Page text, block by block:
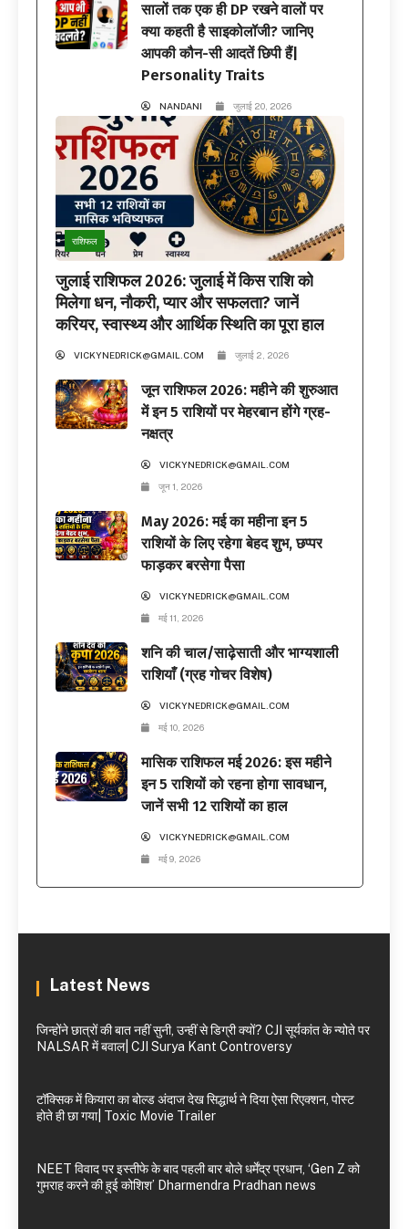
सालों तक एक ही DP रखने वालों पर
क्या कहती है साइकोलॉजी? जानिए
आपकी कौन-सी आदतें छिपी हैं|
Personality Traits
NANDANI जुलाई 20, 2026
राशिफल
जुलाई राशिफल 2026: जुलाई में किस राशि को
मिलेगा धन, नौकरी, प्यार और सफलता? जानें
करियर, स्वास्थ्य और आर्थिक स्थिति का पूरा हाल
VICKYNEDRICK@GMAIL.COM जुलाई 2, 2026
जून राशिफल 2026: महीने की शुरुआत
में इन 5 राशियों पर मेहरबान होंगे ग्रह-
नक्षत्र
VICKYNEDRICK@GMAIL.COM
जून 1, 2026
May 2026: मई का महीना इन 5
राशियों के लिए रहेगा बेहद शुभ, छप्पर
फाड़कर बरसेगा पैसा
VICKYNEDRICK@GMAIL.COM
मई 11, 2026
शनि की चाल/साढ़ेसाती और भाग्यशाली
राशियाँ (ग्रह गोचर विशेष)
VICKYNEDRICK@GMAIL.COM
मई 10, 2026
मासिक राशिफल मई 2026: इस महीने
इन 5 राशियों को रहना होगा सावधान,
जानें सभी 12 राशियों का हाल
VICKYNEDRICK@GMAIL.COM
मई 9, 2026
Latest News
जिन्होंने छात्रों की बात नहीं सुनी, उन्हीं से डिग्री क्यों? CJI सूर्यकांत के न्योते पर
NALSAR में बवाल| CJI Surya Kant Controversy
टॉक्सिक में कियारा का बोल्ड अंदाज देख सिद्धार्थ ने दिया ऐसा रिएक्शन, पोस्ट
होते ही छा गया| Toxic Movie Trailer
NEET विवाद पर इस्तीफे के बाद पहली बार बोले धर्मेंद्र प्रधान, ‘Gen Z को
गुमराह करने की हुई कोशिश’ Dharmendra Pradhan news